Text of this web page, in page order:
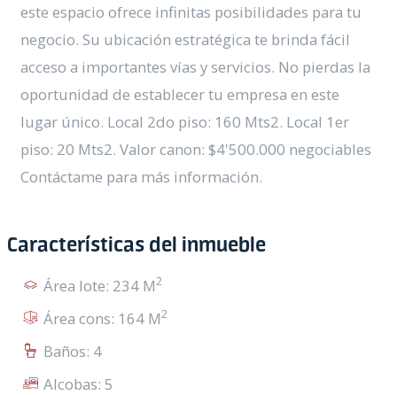
este espacio ofrece infinitas posibilidades para tu
negocio. Su ubicación estratégica te brinda fácil
acceso a importantes vías y servicios. No pierdas la
oportunidad de establecer tu empresa en este
lugar único. Local 2do piso: 160 Mts2. Local 1er
piso: 20 Mts2. Valor canon: $4'500.000 negociables
Contáctame para más información.
Características del inmueble
Área lote: 234 M2
Área cons: 164 M2
Baños: 4
Alcobas: 5